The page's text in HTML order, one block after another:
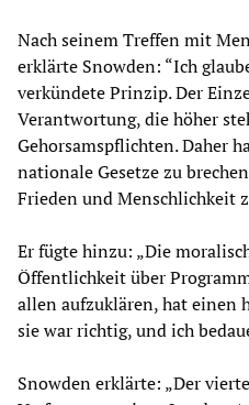
Nach seinem Treffen mit
erklärte Snowden: “Ich
verkündete Prinzip. Der
Verantwortung, die höher
Gehorsamspflichten. Daher
nationale Gesetze zu
Frieden und Menschlichkeit
Er fügte hinzu: „Die
Öffentlichkeit über
allen aufzuklären, hat einen
sie war richtig, und ich
Snowden erklärte: „Der